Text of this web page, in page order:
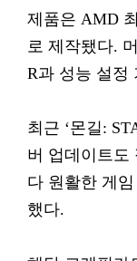
제품은 AMD
로 제작됐다.
R과 성능 설정
최근 ‘몬길:
버 업데이트도
다 원활한 게
했다.